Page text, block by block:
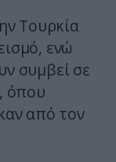
Τουρκία
ενώ
συμβεί σε
όπου
από τον